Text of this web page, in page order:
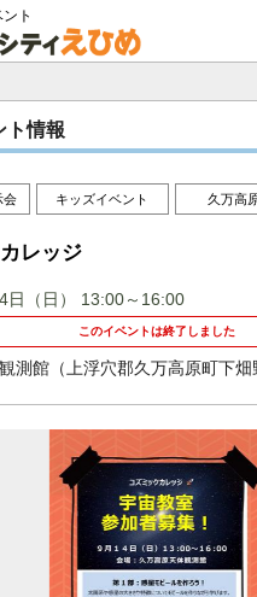
ト
ト情報
会 キッズイベント 久万高
レッジ
（日） 13:00～16:00
このイベントは終了しました
測館（上浮穴郡久万高原町下畑